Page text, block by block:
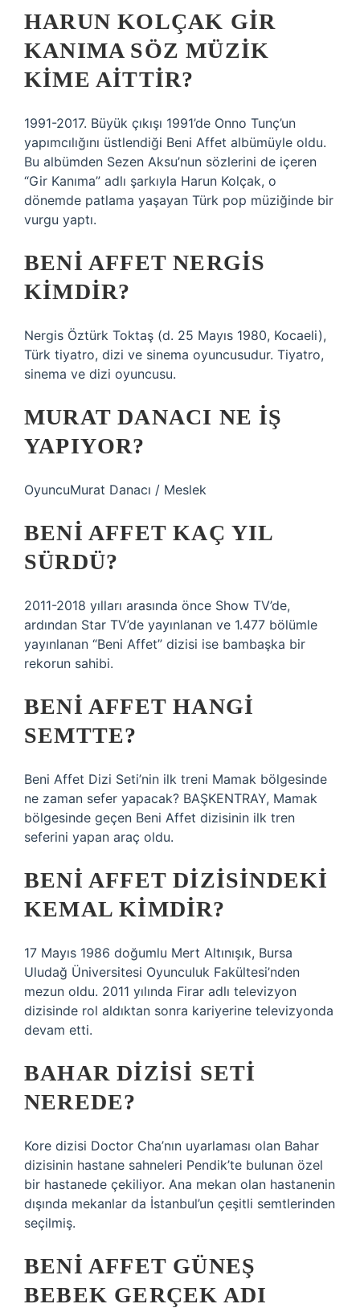
HARUN KOLÇAK GIR
KANIMA SÖZ MÜZIK
KIME AITTIR?
1991-2017. Büyük çıkışı 1991’de Onno Tunç’un
yapımcılığını üstlendiği Beni Affet albümüyle oldu.
Bu albümden Sezen Aksu’nun sözlerini de içeren
“Gir Kanıma” adlı şarkıyla Harun Kolçak, o
dönemde patlama yaşayan Türk pop müziğinde bir
vurgu yaptı.
BENI AFFET NERGIS
KIMDIR?
Nergis Öztürk Toktaş (d. 25 Mayıs 1980, Kocaeli),
Türk tiyatro, dizi ve sinema oyuncusudur. Tiyatro,
sinema ve dizi oyuncusu.
MURAT DANACI NE IŞ
YAPIYOR?
OyuncuMurat Danacı / Meslek
BENI AFFET KAÇ YIL
SÜRDÜ?
2011-2018 yılları arasında önce Show TV’de,
ardından Star TV’de yayınlanan ve 1.477 bölümle
yayınlanan “Beni Affet” dizisi ise bambaşka bir
rekorun sahibi.
BENI AFFET HANGI
SEMTTE?
Beni Affet Dizi Seti’nin ilk treni Mamak bölgesinde
ne zaman sefer yapacak? BAŞKENTRAY, Mamak
bölgesinde geçen Beni Affet dizisinin ilk tren
seferini yapan araç oldu.
BENI AFFET DIZISINDEKI
KEMAL KIMDIR?
17 Mayıs 1986 doğumlu Mert Altınışık, Bursa
Uludağ Üniversitesi Oyunculuk Fakültesi’nden
mezun oldu. 2011 yılında Firar adlı televizyon
dizisinde rol aldıktan sonra kariyerine televizyonda
devam etti.
BAHAR DIZISI SETI
NEREDE?
Kore dizisi Doctor Cha’nın uyarlaması olan Bahar
dizisinin hastane sahneleri Pendik’te bulunan özel
bir hastanede çekiliyor. Ana mekan olan hastanenin
dışında mekanlar da İstanbul’un çeşitli semtlerinden
seçilmiş.
BENI AFFET GÜNEŞ
BEBEK GERÇEK ADI